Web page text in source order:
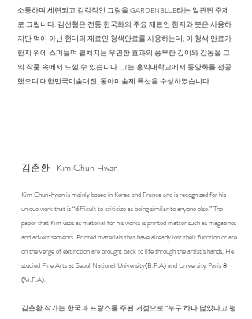
소통하며 세련되고 감각적인 그림을 GARDENBLUE라는 일관된 주제
로 그립니다. 김선형은 전통 한국화의 주요 재료인 한지와 붓은 사용하
지만 먹이 아닌 현대의 재료인 청색안료를 사용하는데, 이 청색 안료가
한지 위에 스며들며 펼쳐지는 우연한 효과의 풍부한 깊이와 감동을 그
의 작품 속에서 느낄 수 있습니다. 그는 홍익대학교에서 동양화를 전공
했으며 대한민국미술대전, 동아미술제 특선을 수상하였습니다.
김춘환 Kim Chun Hwan
Kim Chun-hwan is mainly based in Korea and France and is recognized for his
unique work that is “difficult to criticize as being similar to anyone else.” The
paper that Kim uses as material for his works is printed matter such as magazines
and advertisements. Printed materials that have already lost their function or are
on the verge of extinction are brought back to life through the artist’s hands. He
studied Fine Arts at Seoul National University(B.F.A) and University Paris 8
(M.F.A).
김춘환 작가는 한국과 프랑스를 주된 거점으로 “누구 하나 닮았다고 평